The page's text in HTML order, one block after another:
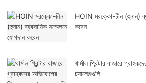
HOIN মরক্কো-চীন (হুনান)
করেন
থার্মাল প্রিন্টার বাজারে
চ্যালেঞ্জগুলি